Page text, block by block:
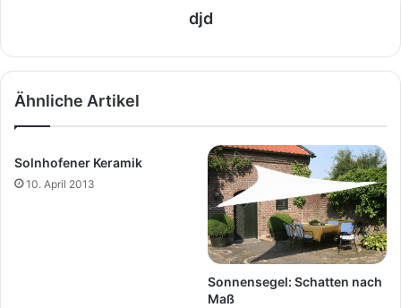
djd
Ähnliche Artikel
Solnhofener Keramik
10. April 2013
Sonnensegel: Schatten nach
Maß